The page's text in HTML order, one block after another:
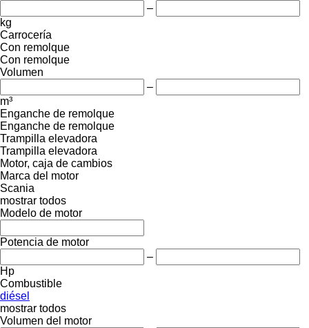
–
kg
Carrocería
Con remolque
Con remolque
Volumen
–
m³
Enganche de remolque
Enganche de remolque
Trampilla elevadora
Trampilla elevadora
Motor, caja de cambios
Marca del motor
Scania
mostrar todos
Modelo de motor
Potencia de motor
–
Hp
Combustible
diésel
mostrar todos
Volumen del motor